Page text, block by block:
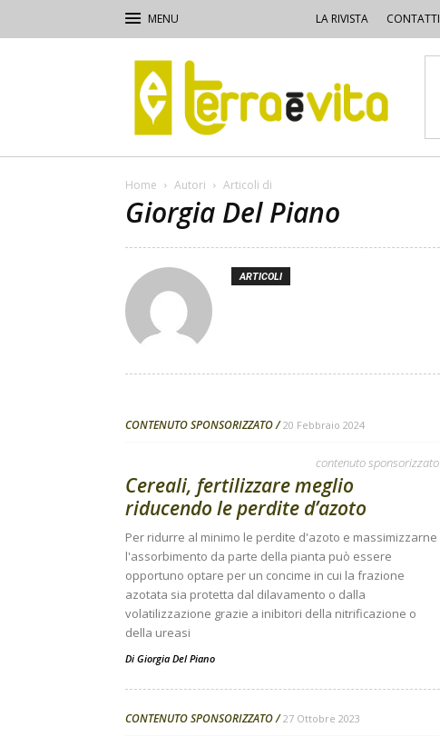
LA RIVISTA CONTATTI
Terra
e
Vita
Home Autori Articoli di
Giorgia Del Piano
ARTICOLI
CONTENUTO SPONSORIZZATO 20 Febbraio 2024
contenuto sponsorizzato
Cereali, fertilizzare meglio
riducendo le perdite d’azoto
Per ridurre al minimo le perdite d'azoto e massimizzarne
l'assorbimento da parte della pianta può essere
opportuno optare per un concime in cui la frazione
azotata sia protetta dal dilavamento o dalla
volatilizzazione grazie a inibitori della nitrificazione o
della ureasi
Di Giorgia Del Piano
CONTENUTO SPONSORIZZATO 27 Ottobre 2023